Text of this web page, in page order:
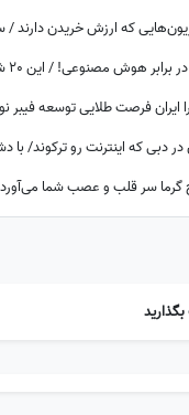
ایران فرصت طلایی توسعه فیبر